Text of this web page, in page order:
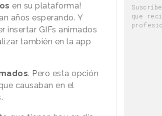
en su plataforma!
años esperando. Y
insertar GIFs animados
también en la app
. Pero esta opción
causaban en el
que